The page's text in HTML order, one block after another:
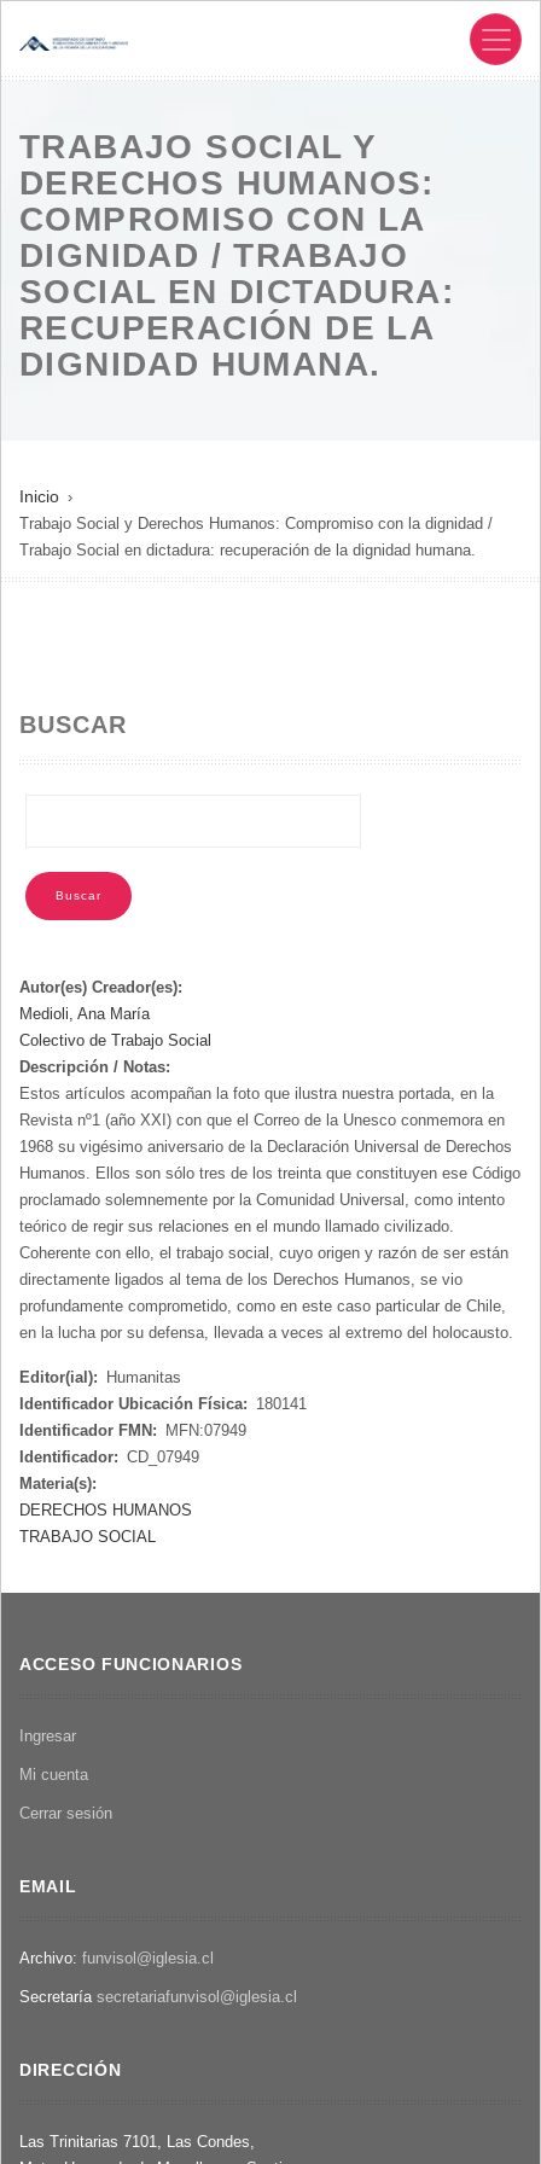
TRABAJO SOCIAL Y
DERECHOS HUMANOS:
COMPROMISO CON LA
DIGNIDAD / TRABAJO
SOCIAL EN DICTADURA:
RECUPERACIÓN DE LA
DIGNIDAD HUMANA.
SOBRESCRIBIR
ENLACES
DE
Inicio
Trabajo Social y Derechos Humanos: Compromiso con la dignidad /
Trabajo Social en dictadura: recuperación de la dignidad humana.
BUSCAR
Autor(es) Creador(es):
Medioli, Ana María
Colectivo de Trabajo Social
Descripción / Notas:
Estos artículos acompañan la foto que ilustra nuestra portada, en la
Revista nº1 (año XXI) con que el Correo de la Unesco conmemora en
1968 su vigésimo aniversario de la Declaración Universal de Derechos
Humanos. Ellos son sólo tres de los treinta que constituyen ese Código
proclamado solemnemente por la Comunidad Universal, como intento
teórico de regir sus relaciones en el mundo llamado civilizado.
Coherente con ello, el trabajo social, cuyo origen y razón de ser están
directamente ligados al tema de los Derechos Humanos, se vio
profundamente comprometido, como en este caso particular de Chile,
en la lucha por su defensa, llevada a veces al extremo del holocausto.
Editor(ial):
Humanitas
Identificador Ubicación Física: 180141
Identificador FMN:
MFN:07949
Identificador: CD_07949
Materia(s):
DERECHOS HUMANOS
TRABAJO SOCIAL
ACCESO FUNCIONARIOS
Ingresar
Mi cuenta
Cerrar sesión
EMAIL
Archivo: funvisol@iglesia.cl
Secretaría secretariafunvisol@iglesia.cl
DIRECCIÓN
Las Trinitarias 7101, Las Condes,